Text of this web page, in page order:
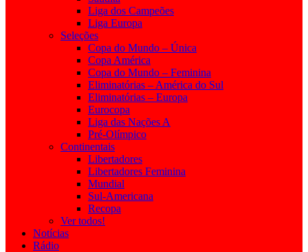
Liga dos Campeões
Liga Europa
Seleções
Copa do Mundo – Única
Copa América
Copa do Mundo – Feminina
Eliminatórias – América do Sul
Eliminatórias – Europa
Eurocopa
Liga das Nações A
Pré-Olímpico
Continentais
Libertadores
Libertadores Feminina
Mundial
Sul-Americana
Recopa
Ver todos!
Notícias
Rádio